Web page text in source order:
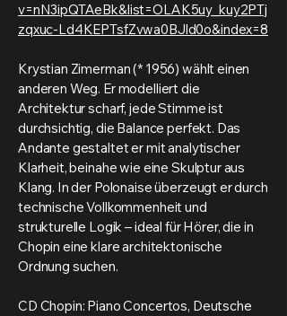
v=nN3ipQTAeBk&list=OLAK5uy_kuy2PTj
zqxuc-Ld4KEPTsfZvwa0BJld0o&index=8
Krystian Zimerman (* 1956) wählt einen
anderen Weg. Er modelliert die
Architektur scharf, jede Stimme ist
durchsichtig, die Balance perfekt. Das
Andante gestaltet er mit analytischer
Klarheit, beinahe wie eine Skulptur aus
Klang. In der Polonaise überzeugt er durch
technische Vollkommenheit und
strukturelle Logik – ideal für Hörer, die in
Chopin eine klare architektonische
Ordnung suchen.
CD Chopin: Piano Concertos, Deutsche